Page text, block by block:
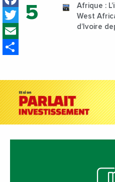
Twitter
Afrique :
West
d’Ivoire